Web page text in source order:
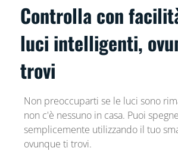
Controlla con
luci intelligenti,
trovi
Non preoccuparti se le luci sono
non c'è nessuno in casa. Puoi
semplicemente utilizzando il tuo
ovunque ti trovi.